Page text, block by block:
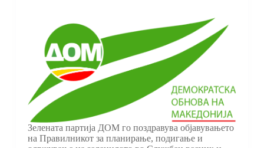
Зелената партија ДОМ го поздравува објавувањето
на Правилникот за планирање, подигање и